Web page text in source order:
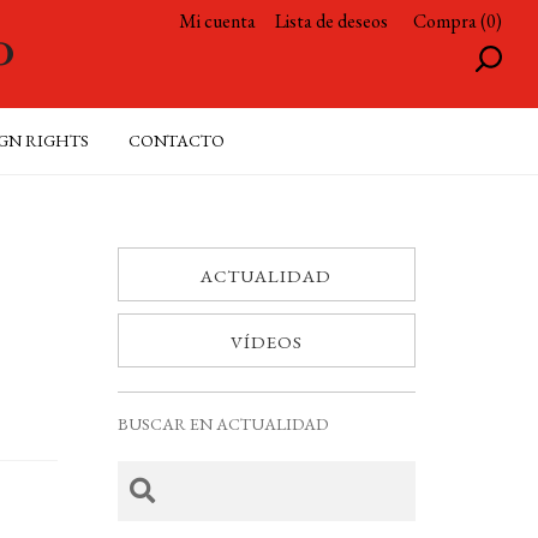
Mi cuenta Lista de deseos Compra (0)
RIGHTS CONTACTO
ACTUALIDAD
VÍDEOS
BUSCAR EN ACTUALIDAD